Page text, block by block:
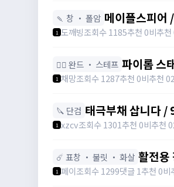
🍡 창 ・ 폴암 메이플스피
1 도깨빙조회수 1185추천 0비추천
🧙‍♀️ 완드 ・ 스테프 파이롭
1 채망조회수 1287추천 0비추천 0
🔪 단검 태극부채 삽니다 /
1 xzcv조회수 1301추천 0비추천 0
☄️ 표창 ・ 불릿 ・ 화살 활전용
1 페이조회수 1299댓글 1추천 0비